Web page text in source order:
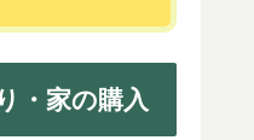
・家の購入